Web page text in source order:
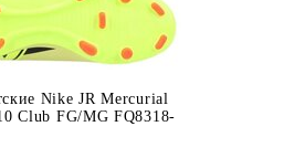
Nike JR Mercurial
Club FG/MG FQ8318-